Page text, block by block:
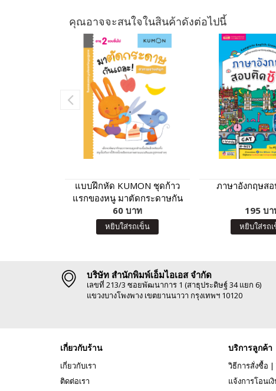
คุณอาจจะสนใจในสินค้าดังต่อไปนี้
แบบฝึกหัด KUMON ชุดก้าว
แรกของหนู มาตัดกระดาษกัน
เถอะ : อาหารจานสนุก
60 บาท
หยิบใส่รถเข็น
ภาษาอังกฤษส
195 บา
หยิบใส่รถ
บริษัท สำนักพิมพ์เอ็มไอเอส จำกัด
เลขที่ 213/3 ซอยพัฒนาการ 1 (สาธุประดิษฐ์ 34 แยก 6)
แขวงบางโพงพาง เขตยานนาวา กรุงเทพฯ 10120
เกี่ยวกับร้าน
เกี่ยวกับเรา
ติดต่อเรา
บริการลูกค้า
วิธีการสั่งซื้อ |
แจ้งการโอนเ